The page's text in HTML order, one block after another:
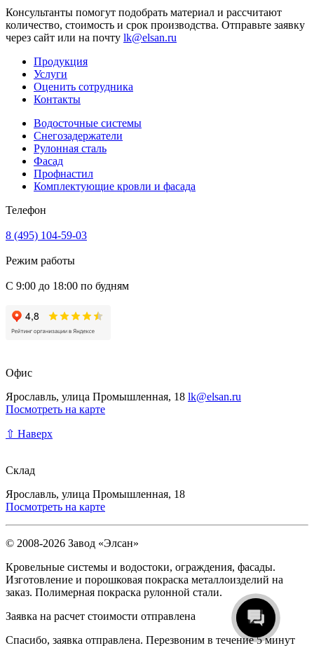
Консультанты помогут подобрать материал и рассчитают
количество, стоимость и срок производства. Отправьте заявку
через сайт или на почту lk@elsan.ru
Продукция
Услуги
Оценить сотрудника
Контакты
Водосточные системы
Снегозадержатели
Рулонная сталь
Фасад
Профнастил
Комплектующие кровли и фасада
Телефон
8 (495) 104-59-03
Режим работы
С 9:00 до 18:00 по будням
Офис
Ярославль, улица Промышленная, 18 lk@elsan.ru
Посмотреть на карте
⇧ Наверх
Склад
Ярославль, улица Промышленная, 18
Посмотреть на карте
© 2008-2026 Завод «Элсан»
Кровельные системы и водостоки, ограждения, фасады.
Изготовление и порошковая покраска металлоизделий на
заказ. Полимерная покраска рулонной стали.
Заявка на расчет стоимости отправлена
Спасибо, заявка отправлена. Перезвоним в течение 5 минут